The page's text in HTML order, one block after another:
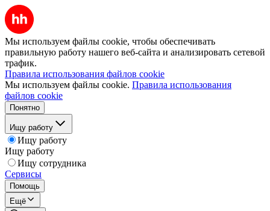
Мы используем файлы cookie, чтобы обеспечивать
правильную работу нашего веб-сайта и анализировать сетевой
трафик.
Правила использования файлов cookie
Мы используем файлы cookie. Правила использования
файлов cookie
Понятно
Ищу работу
Ищу работу
Ищу работу
Ищу сотрудника
Сервисы
Помощь
Ещё